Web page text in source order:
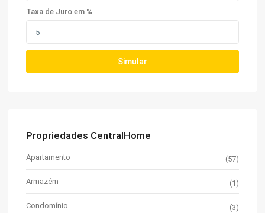
Taxa de Juro em %
Simular
Propriedades CentralHome
Apartamento (57)
Armazém (1)
Condomínio (3)